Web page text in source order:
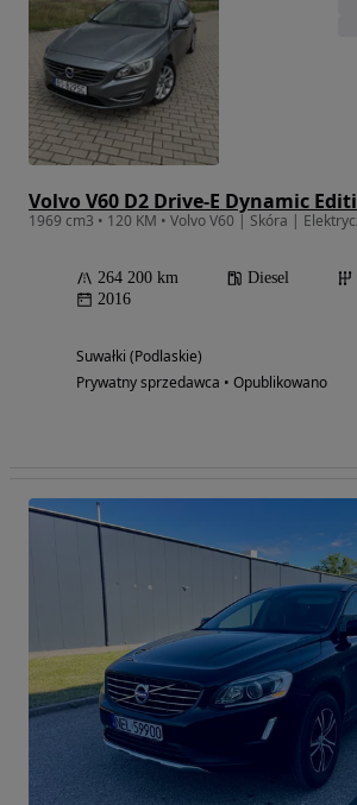
264 200 km Diesel
2016
Suwałki (Podlaskie)
Prywatny sprzedawca • Opublikowano